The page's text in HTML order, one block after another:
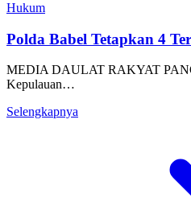
Hukum
Polda Babel Tetapkan 4
MEDIA DAULAT RAKYAT
Kepulauan…
Selengkapnya